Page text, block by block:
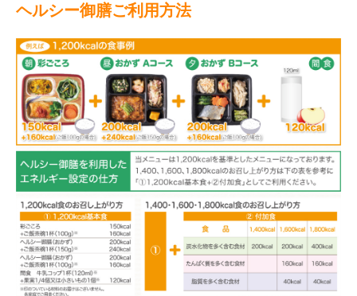
ヘルシー御膳ご利用方法